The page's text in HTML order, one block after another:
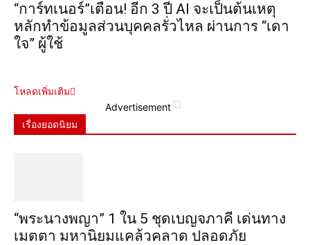
“การ์ทเนอร์”เตือน! อีก 3 ปี AI จะเป็นต้นเหตุ
หลักทำข้อมูลส่วนบุคคลรั่วไหล ผ่านการ “เดา
ใจ” ผู้ใช้
โหลดเพิ่มเติม
Advertisement
เรื่องยอดนิยม
“พระ​นาง​พญา” 1 ใน 5​ ชุดเบญจ​ภาคี​ เด่นทาง
เมตตา​ มหา​นิยม​แคล้วคลาด​ ปลอดภัย​